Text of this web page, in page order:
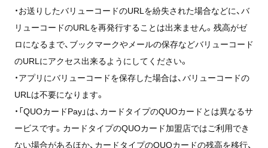
・お送りしたバリューコードのURLを紛失された場合などに、バ
リューコードのURLを再発行することは出来ません。残高がゼ
ロになるまで、ブックマークやメールの保存などバリューコード
のURLにアクセス出来るようにしてください。
・アプリにバリューコードを保存した場合は、バリューコードの
URLは不要になります。
・「QUOカードPay」は、カードタイプのQUOカードとは異なるサ
ービスです。カードタイプのQUOカード加盟店ではご利用でき
ない場合があるほか、カードタイプのQUOカードの残高を移行、